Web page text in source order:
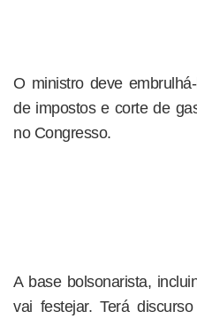
O ministro deve
de impostos e corte de
no Congresso.
A base bolsonarista,
vai festejar. Terá